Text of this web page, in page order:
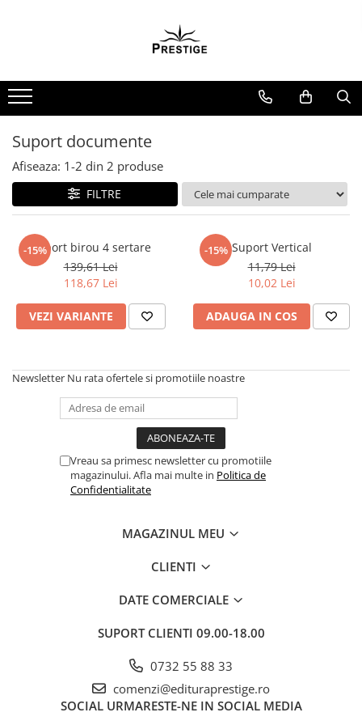
Noutati
Promotii
Spiritualitate - Ezoterism
AngelConnection
Arte Divinatorii
Chiromantie
Dezvoltare Spirituala
Minte Corp
Numerologie
Paranormal
Parapsihologie
ReConnect
Vindecare Spirituala
Gastronomik
Suport documente
Afiseaza: 1-2 din 2 produse
FILTRE
-15%
Suport birou 4 sertare
139,61 Lei
118,67 Lei
VEZI VARIANTE
-15% Suport Vertical
11,79 Lei
10,02 Lei
ADAUGA IN COS
Newsletter Nu rata ofertele si promotiile noastre
Vreau sa primesc newsletter cu promotiile
magazinului. Afla mai multe in Politica de
Confidentialitate
MAGAZINUL MEU
CLIENTI
DATE COMERCIALE
SUPORT CLIENTI 09.00-18.00
0732 55 88 33
comenzi@edituraprestige.ro
SOCIAL URMARESTE-NE IN SOCIAL MEDIA